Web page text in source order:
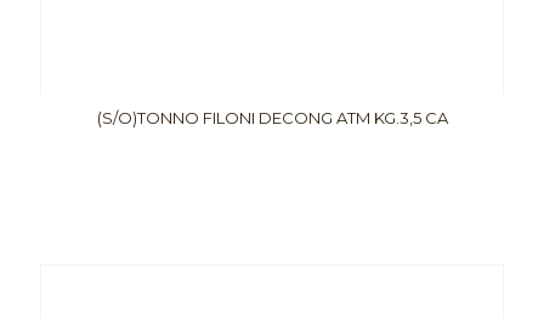
(S/O)TONNO FILONI DECONG ATM KG.3,5 CA